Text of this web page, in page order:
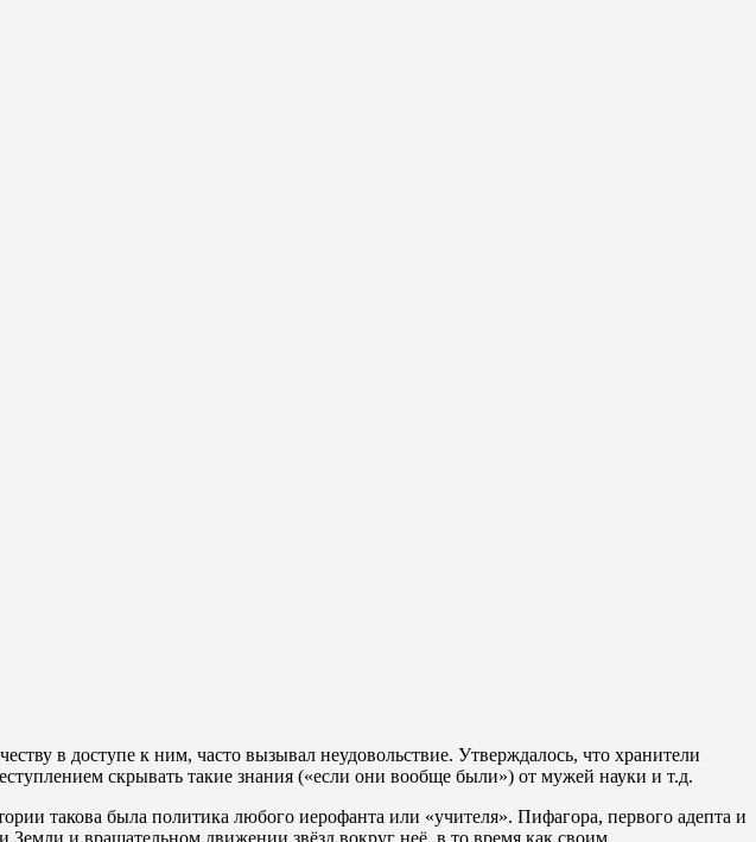
в доступе к ним, часто вызывал неудовольствие. Утверждалось, что хранители
скрывать такие знания («если они вообще были») от мужей науки и т.д.
такова была политика любого иерофанта или «учителя». Пифагора, первого адепта и